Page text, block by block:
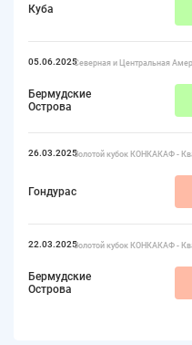
Куба
05.06.2025Северная и Центральная
Бермудские
Острова
26.03.2025Золотой кубок КОНКАКАФ -
Гондурас
22.03.2025Золотой кубок КОНКАКАФ -
Бермудские
Острова